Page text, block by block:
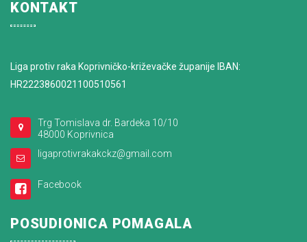
KONTAKT
Liga protiv raka Koprivničko-križevačke županije IBAN:
HR2223860021100510561
Trg Tomislava dr. Bardeka 10/10
48000 Koprivnica
ligaprotivrakakckz@gmail.com
Facebook
POSUDIONICA POMAGALA